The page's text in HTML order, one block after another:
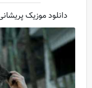
دانلود موزیک